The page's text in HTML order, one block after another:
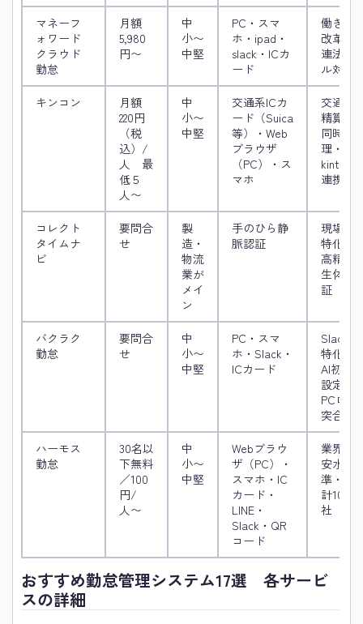
マネーフ
ォワード
クラウド
勤怠
月額
5,980
円〜
中
小〜
中堅
PC・スマ
ホ・ipad・
slack・ICカ
ード
働き方
改革関
連法フ
ル対応
キンコン
月額
220円
（税
込）/
人 最
低５
人〜
中
小〜
中堅
交通系ICカ
ード（Suica
等）・Web
ブラウザ
（PC）・ス
マホ
交通費
精算と
同時処
理・
kintone
連携
コレクト
タイムナ
ビ
要問合
せ
製
造・
物流
業が
メイ
ン
手のひら静
脈認証
現場系
特化・
高精度
生体認
証
バクラク
勤怠
要問合
せ
中
小〜
中堅
PC・スマ
ホ・Slack・
ICカード
Slack
特化・
AI初期
設定・
PCログ
突合
ハーモス
勤怠
30名以
下無料
／100
円/
人〜
中
小〜
中堅
Webブラウ
ザ（PC）・
スマホ・IC
カード・
LINE・
Slack・QR
コード
業界最
安水
準・累
計10万
社
おすすめ勤怠管理システム17選 各サービ
スの詳細